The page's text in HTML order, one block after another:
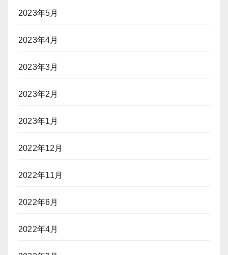
2023年5月
2023年4月
2023年3月
2023年2月
2023年1月
2022年12月
2022年11月
2022年6月
2022年4月